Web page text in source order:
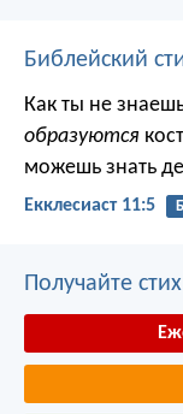
Библейский
Как ты не
образуются
можешь знать
Екклесиаст 11:5
Получайте